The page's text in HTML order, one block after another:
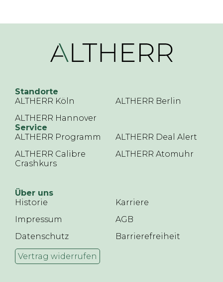
Standorte
ALTHERR Köln
ALTHERR Berlin
ALTHERR Hannover
Service
ALTHERR Programm
ALTHERR Deal Alert
ALTHERR Calibre
Crashkurs
ALTHERR Atomuhr
Über uns
Historie
Karriere
Impressum
AGB
Datenschutz
Barrierefreiheit
Vertrag widerrufen